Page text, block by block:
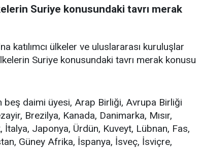
Suriye konusundaki tavrı merak
katılımcı ülkeler ve uluslararası kuruluşlar
Suriye konusundaki tavrı merak konusu
daimi üyesi, Arap Birliği, Avrupa Birliği
Brezilya, Kanada, Danimarka, Mısır,
Japonya, Ürdün, Kuveyt, Lübnan, Fas,
Güney Afrika, İspanya, İsveç, İsviçre,